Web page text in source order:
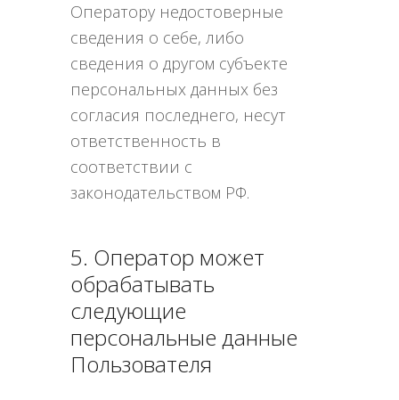
Оператору недостоверные
сведения о себе, либо
сведения о другом субъекте
персональных данных без
согласия последнего, несут
ответственность в
соответствии с
законодательством РФ.
5. Оператор может
обрабатывать
следующие
персональные данные
Пользователя